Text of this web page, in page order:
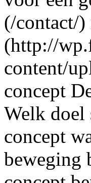
(/contact/)
(http://
content/
concept
Welk doel
concept
beweging